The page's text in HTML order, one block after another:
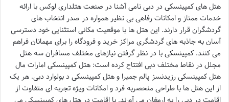
هتل های کمپینسکی در دبی نامی آشنا در صنعت هتلداری لوکس با ارائه
خدمات ممتاز و امکانات رفاهی بی نظیر همواره در صدر انتخاب های
گردشگران قرار دارند. این هتل ها با موقعیت مکانی استثنایی خود دسترسی
آسان به جاذبه های گردشگری مراکز خرید و فرودگاه را برای مهمانان فراهم
می کنند. کمپینسکی با در نظر گرفتن نیازهای مختلف مسافران سه هتل
مجلل در نقاط مختلف دبی افتتاح کرده است: هتل کمپینسکی امارات مال
هتل کمپینسکی رزیدنسز پالم جمیرا و هتل کمپینسکی د بولوارد دبی. هر یک
از این هتل ها با طراحی منحصربه فرد و امکانات ویژه تجربه ای متفاوت از
اقامت در دبی را به ارمغان می آورند. با اقامت در هتل های کمپینسکی می